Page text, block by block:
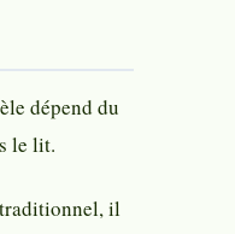
dépend du
le lit.
il